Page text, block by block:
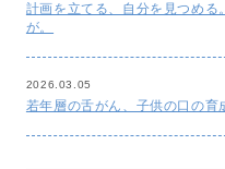
計画を立てる、自分を見つめる
が。
2026.03.05
若年層の舌がん、子供の口の育